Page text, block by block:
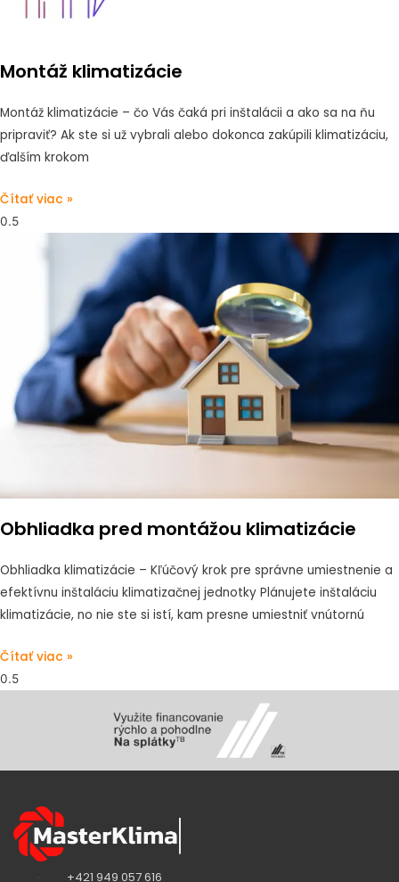
Montáž klimatizácie
Montáž klimatizácie – čo Vás čaká pri inštalácii a ako sa na ňu
pripraviť? Ak ste si už vybrali alebo dokonca zakúpili klimatizáciu,
ďalším krokom
Čítať viac »
Obhliadka pred montážou klimatizácie
Obhliadka klimatizácie – Kľúčový krok pre správne umiestnenie a
efektívnu inštaláciu klimatizačnej jednotky Plánujete inštaláciu
klimatizácie, no nie ste si istí, kam presne umiestniť vnútornú
Čítať viac »
+421 949 057 616